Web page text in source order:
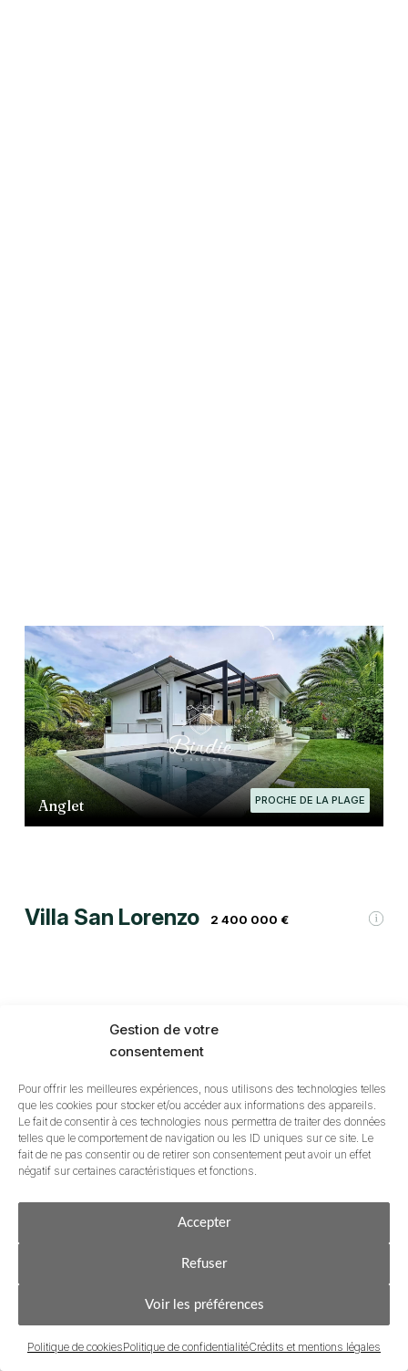
Gestion de votre
consentement
Pour offrir les meilleures expériences, nous utilisons des technologies telles
que les cookies pour stocker et/ou accéder aux informations des appareils.
Le fait de consentir à ces technologies nous permettra de traiter des données
telles que le comportement de navigation ou les ID uniques sur ce site. Le
fait de ne pas consentir ou de retirer son consentement peut avoir un effet
négatif sur certaines caractéristiques et fonctions.
Accepter
Refuser
Voir les préférences
Politique de cookiesPolitique de confidentialitéCrédits et mentions légales
Estimer & Vendre
PROCHE DE LA PLAGE
Anglet
Villa San Lorenzo 2 400 000 €
Anglet Chiberta – Villa de prestige rénovée au cœur du
DÉCOUVREZ CE BIEN